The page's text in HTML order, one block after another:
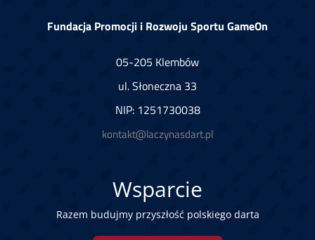
Fundacja Promocji i Rozwoju Sportu GameOn
05-205 Klembów
ul. Słoneczna 33
NIP: 1251730038
kontakt@laczynasdart.pl
Wsparcie
Razem budujmy przyszłość polskiego darta